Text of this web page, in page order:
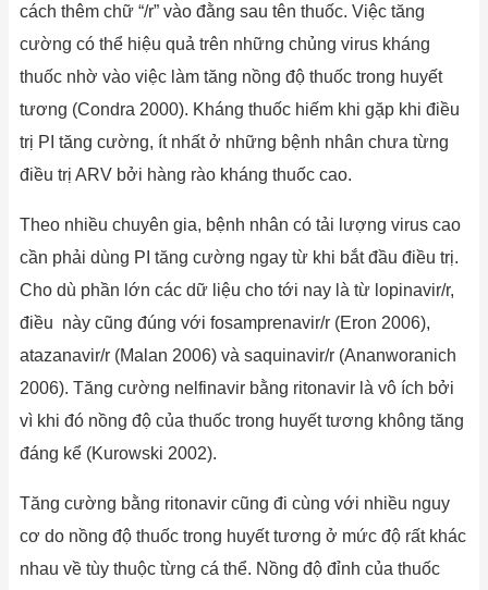
cách thêm chữ “/r” vào đằng sau tên thuốc. Việc tăng
cường có thể hiệu quả trên những chủng virus kháng
thuốc nhờ vào việc làm tăng nồng độ thuốc trong huyết
tương (Condra 2000). Kháng thuốc hiếm khi gặp khi điều
trị PI tăng cường, ít nhất ở những bệnh nhân chưa từng
điều trị ARV bởi hàng rào kháng thuốc cao.
Theo nhiều chuyên gia, bệnh nhân có tải lượng virus cao
cần phải dùng PI tăng cường ngay từ khi bắt đầu điều trị.
Cho dù phần lớn các dữ liệu cho tới nay là từ lopinavir/r,
điều này cũng đúng với fosamprenavir/r (Eron 2006),
atazanavir/r (Malan 2006) và saquinavir/r (Ananworanich
2006). Tăng cường nelfinavir bằng ritonavir là vô ích bởi
vì khi đó nồng độ của thuốc trong huyết tương không tăng
đáng kể (Kurowski 2002).
Tăng cường bằng ritonavir cũng đi cùng với nhiều nguy
cơ do nồng độ thuốc trong huyết tương ở mức độ rất khác
nhau về tùy thuộc từng cá thể. Nồng độ đỉnh của thuốc